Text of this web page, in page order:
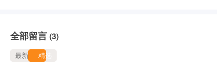
全部留言 (3)
最新 精选